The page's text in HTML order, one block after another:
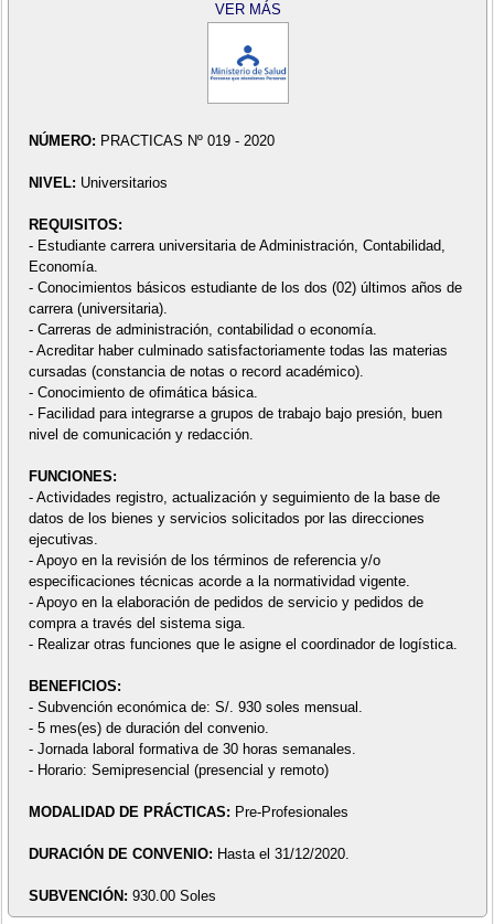
VER MÁS
NÚMERO: PRACTICAS Nº 019 - 2020
NIVEL: Universitarios
REQUISITOS:
- Estudiante carrera universitaria de Administración, Contabilidad,
Economía.
- Conocimientos básicos estudiante de los dos (02) últimos años de
carrera (universitaria).
- Carreras de administración, contabilidad o economía.
- Acreditar haber culminado satisfactoriamente todas las materias
cursadas (constancia de notas o record académico).
- Conocimiento de ofimática básica.
- Facilidad para integrarse a grupos de trabajo bajo presión, buen
nivel de comunicación y redacción.
FUNCIONES:
- Actividades registro, actualización y seguimiento de la base de
datos de los bienes y servicios solicitados por las direcciones
ejecutivas.
- Apoyo en la revisión de los términos de referencia y/o
especificaciones técnicas acorde a la normatividad vigente.
- Apoyo en la elaboración de pedidos de servicio y pedidos de
compra a través del sistema siga.
- Realizar otras funciones que le asigne el coordinador de logística.
BENEFICIOS:
- Subvención económica de: S/. 930 soles mensual.
- 5 mes(es) de duración del convenio.
- Jornada laboral formativa de 30 horas semanales.
- Horario: Semipresencial (presencial y remoto)
MODALIDAD DE PRÁCTICAS: Pre-Profesionales
DURACIÓN DE CONVENIO: Hasta el 31/12/2020.
SUBVENCIÓN: 930.00 Soles